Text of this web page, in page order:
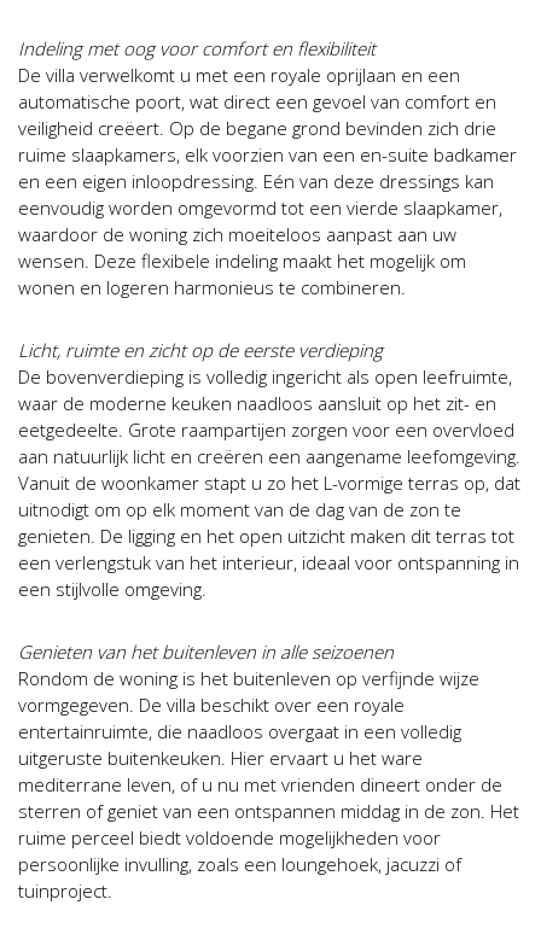
Indeling met oog voor comfort en flexibiliteit
De villa verwelkomt u met een royale oprijlaan en een
automatische poort, wat direct een gevoel van comfort en
veiligheid creëert. Op de begane grond bevinden zich drie
ruime slaapkamers, elk voorzien van een en-suite badkamer
en een eigen inloopdressing. Eén van deze dressings kan
eenvoudig worden omgevormd tot een vierde slaapkamer,
waardoor de woning zich moeiteloos aanpast aan uw
wensen. Deze flexibele indeling maakt het mogelijk om
wonen en logeren harmonieus te combineren.
Licht, ruimte en zicht op de eerste verdieping
De bovenverdieping is volledig ingericht als open leefruimte,
waar de moderne keuken naadloos aansluit op het zit- en
eetgedeelte. Grote raampartijen zorgen voor een overvloed
aan natuurlijk licht en creëren een aangename leefomgeving.
Vanuit de woonkamer stapt u zo het L-vormige terras op, dat
uitnodigt om op elk moment van de dag van de zon te
genieten. De ligging en het open uitzicht maken dit terras tot
een verlengstuk van het interieur, ideaal voor ontspanning in
een stijlvolle omgeving.
Genieten van het buitenleven in alle seizoenen
Rondom de woning is het buitenleven op verfijnde wijze
vormgegeven. De villa beschikt over een royale
entertainruimte, die naadloos overgaat in een volledig
uitgeruste buitenkeuken. Hier ervaart u het ware
mediterrane leven, of u nu met vrienden dineert onder de
sterren of geniet van een ontspannen middag in de zon. Het
ruime perceel biedt voldoende mogelijkheden voor
persoonlijke invulling, zoals een loungehoek, jacuzzi of
tuinproject.